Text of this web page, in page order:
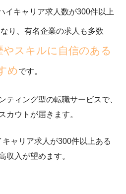
イキャリア求人数が300件以上
り、有名企業の求人も多数
やスキルに自信のある
めです。
ティング型の転職サービスで、
カウトが届きます。
ャリア求人が300件以上ある
収入が望めます。